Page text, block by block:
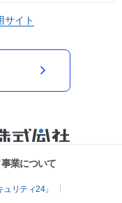
サイト
業について
リティ24」